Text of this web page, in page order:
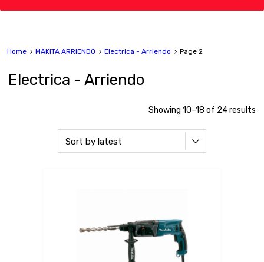
Home MAKITA ARRIENDO Electrica - Arriendo Page 2
Electrica - Arriendo
Showing 10–18 of 24 results